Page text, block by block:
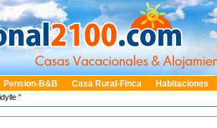
Pension-B&B Casa Rural-Finca Habitaciones
"